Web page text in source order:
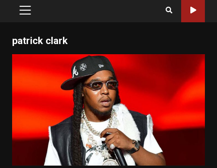
PRIMARY
patrick clark